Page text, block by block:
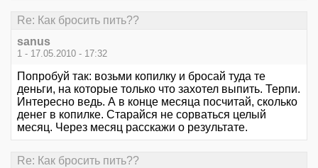
Re: Как бросить пить??
sanus
1 - 17.05.2010 - 17:32
Попробуй так: возьми копилку и бросай туда те
деньги, на которые только что захотел выпить. Терпи.
Интересно ведь. А в конце месяца посчитай, сколько
денег в копилке. Старайся не сорваться целый
месяц. Через месяц расскажи о результате.
Re: Как бросить пить??